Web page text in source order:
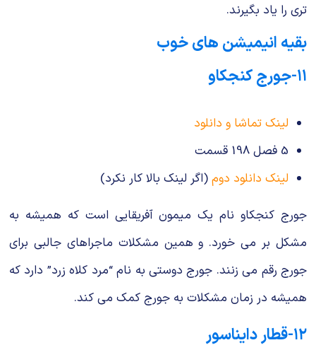
تری را یاد بگیرند.
بقیه انیمیشن های خوب
۱۱-جورج کنجکاو
لینک تماشا و دانلود
5 فصل 198 قسمت
لینک دانلود دوم (اگر لینک بالا کار نکرد)
جورج کنجکاو نام یک میمون آفریقایی است که همیشه به
مشکل بر می خورد. و همین مشکلات ماجراهای جالبی برای
جورج رقم می زنند. جورج دوستی به نام “مرد کلاه زرد” دارد که
همیشه در زمان مشکلات به جورج کمک می کند.
۱۲-قطار دایناسور